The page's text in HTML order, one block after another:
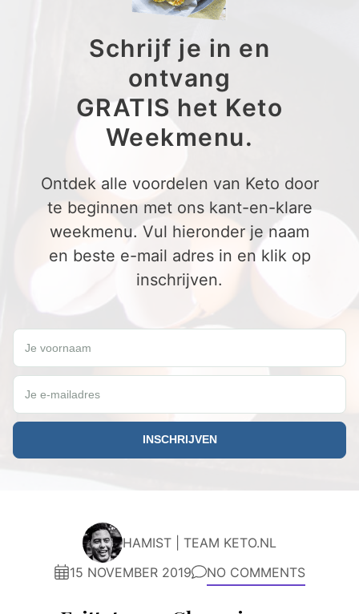
Schrijf je in en
ontvang
GRATIS het Keto
Weekmenu.
Ontdek alle voordelen van Keto door
te beginnen met ons kant-en-klare
weekmenu. Vul hieronder je naam
en beste e-mail adres in en klik op
inschrijven.
Schrijf je in en ontvang een GRATIS Keto Weekmenu.
Je voornaam
Je e-mailadres
HAMIST | TEAM KETO.NL
15 NOVEMBER 2019
NO COMMENTS